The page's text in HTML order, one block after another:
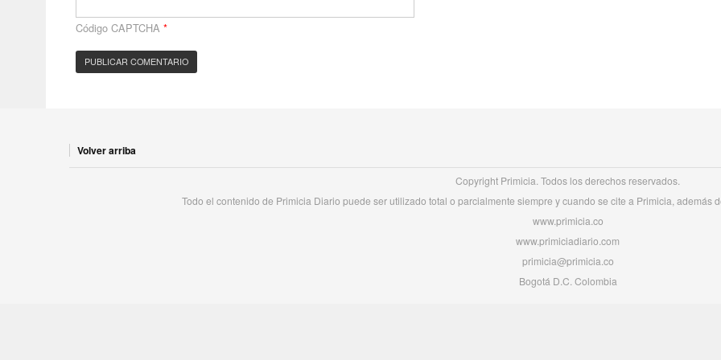
Código CAPTCHA *
Volver arriba
Copyright Primicia. Todos los derechos reservados.
Todo el contenido de Primicia Diario puede ser utilizado total o parcialmente siempre y cuando se cite a Primicia, además
www.primicia.co
www.primiciadiario.com
primicia@primicia.co
Bogotá D.C. Colombia